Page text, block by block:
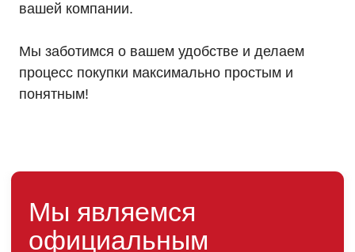
вашей компании.
Мы заботимся о вашем удобстве и делаем
процесс покупки максимально простым и
понятным!
© 2021-2026 Официальный дилер «HIDEN»
Политика конфиденциальности